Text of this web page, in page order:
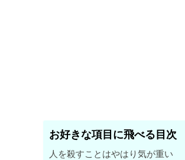
お好きな項目に飛べる目次
人を殺すことはやはり気が重い